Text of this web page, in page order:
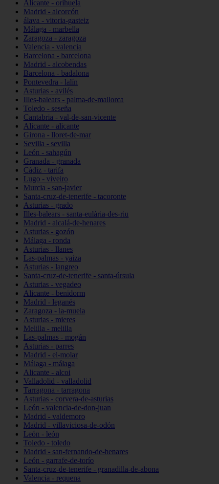
Alicante - orihuela
Madrid - alcorcón
álava - vitoria-gasteiz
Málaga - marbella
Zaragoza - zaragoza
Valencia - valencia
Barcelona - barcelona
Madrid - alcobendas
Barcelona - badalona
Pontevedra - lalín
Asturias - avilés
Illes-balears - palma-de-mallorca
Toledo - seseña
Cantabria - val-de-san-vicente
Alicante - alicante
Girona - lloret-de-mar
Sevilla - sevilla
León - sahagún
Granada - granada
Cádiz - tarifa
Lugo - viveiro
Murcia - san-javier
Santa-cruz-de-tenerife - tacoronte
Asturias - grado
Illes-balears - santa-eulària-des-riu
Madrid - alcalá-de-henares
Asturias - gozón
Málaga - ronda
Asturias - llanes
Las-palmas - yaiza
Asturias - langreo
Santa-cruz-de-tenerife - santa-úrsula
Asturias - vegadeo
Alicante - benidorm
Madrid - leganés
Zaragoza - la-muela
Asturias - mieres
Melilla - melilla
Las-palmas - mogán
Asturias - parres
Madrid - el-molar
Málaga - málaga
Alicante - alcoi
Valladolid - valladolid
Tarragona - tarragona
Asturias - corvera-de-asturias
León - valencia-de-don-juan
Madrid - valdemoro
Madrid - villaviciosa-de-odón
León - león
Toledo - toledo
Madrid - san-fernando-de-henares
León - garrafe-de-torío
Santa-cruz-de-tenerife - granadilla-de-abona
Valencia - requena